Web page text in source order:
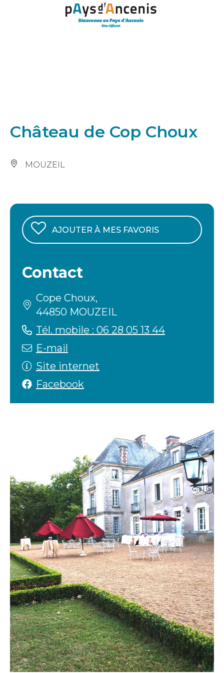
Panneau de gestion des cookies
Château de Cop Choux
MOUZEIL
AJOUTER À MES FAVORIS
Contact
Cope Choux,
44850 MOUZEIL
Tél. mobile : 06 28 05 13 44
E-mail
Site internet
Facebook